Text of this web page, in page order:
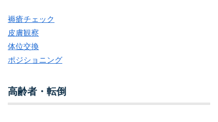
褥瘡チェック
皮膚観察
体位交換
ポジショニング
高齢者・転倒